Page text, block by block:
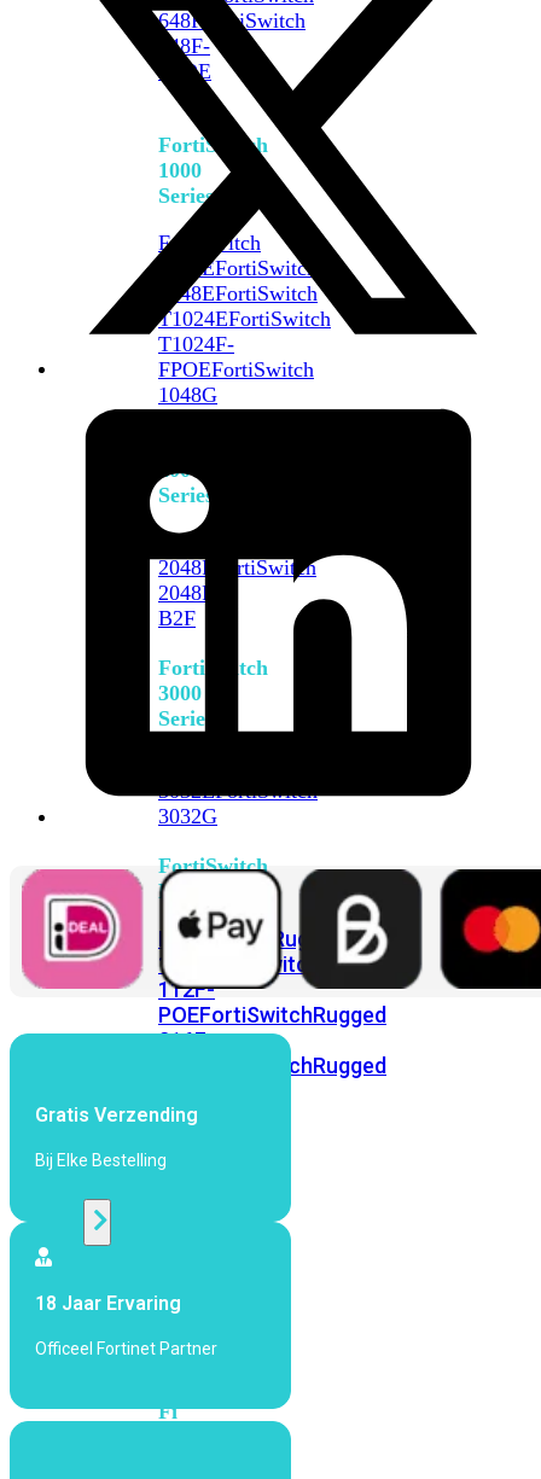
648F FortiSwitch
648F-
FPOE
FortiSwitch
1000
Series
FortiSwitch
1024EFortiSwitch
1048EFortiSwitch
T1024EFortiSwitch
T1024F-
FPOEFortiSwitch
1048G
2000
Series
2048F
FortiSwitch
2048F-
B2F
FortiSwitch
3000
Series
3032EFortiSwitch
3032G
FortiSwitch
Ruggedized
FortiSwitchRugged
108F
FortiSwitchRugged
112F-
POEFortiSwitchRugged
216F-
FortiSwitchRugged
POE
Points
bekijken
Fi
Gratis Verzending
Bij Elke Bestelling
18 Jaar Ervaring
Officeel Fortinet Partner